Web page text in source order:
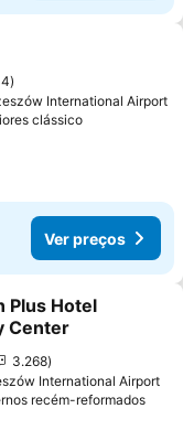
aos favoritos
International Airport
clássico
Ver preços
aos favoritos
Plus Hotel
Center
3.268
International Airport
recém-reformados